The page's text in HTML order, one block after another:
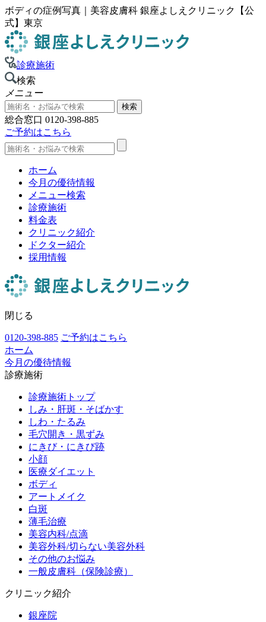
ボディの症例写真｜美容皮膚科 銀座よしえクリニック【公
式】東京
診療施術
検索
メニュー
総合窓口 0120-398-885
ご予約はこちら
ホーム
今月の優待情報
メニュー検索
診療施術
料金表
クリニック紹介
ドクター紹介
採用情報
閉じる
0120-398-885 ご予約はこちら
ホーム
今月の優待情報
診療施術
診療施術トップ
しみ・肝斑・そばかす
しわ・たるみ
毛穴開き・黒ずみ
にきび・にきび跡
小顔
医療ダイエット
ボディ
アートメイク
白斑
薄毛治療
美容内科/点滴
美容外科/切らない美容外科
その他のお悩み
一般皮膚科（保険診療）
クリニック紹介
銀座院